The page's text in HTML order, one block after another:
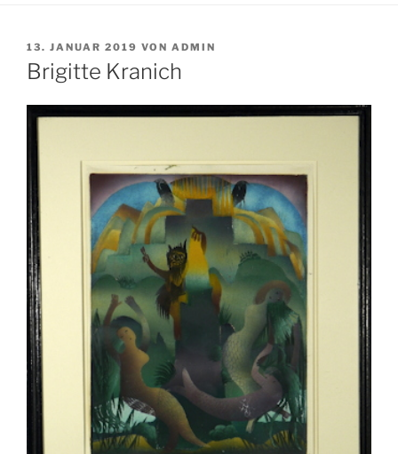
VERÖFFENTLICHT
AM
13. JANUAR 2019 VON ADMIN
Brigitte Kranich